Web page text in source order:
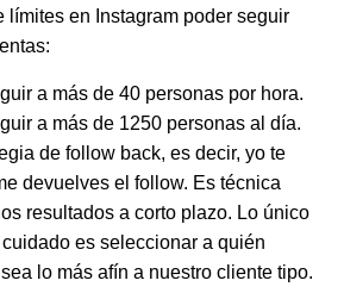
límites en Instagram poder seguir
a más de 40 personas por hora.
a más de 1250 personas al día.
de follow back, es decir, yo te
devuelves el follow. Es técnica
resultados a corto plazo. Lo único
es seleccionar a quién
lo más afín a nuestro cliente tipo.